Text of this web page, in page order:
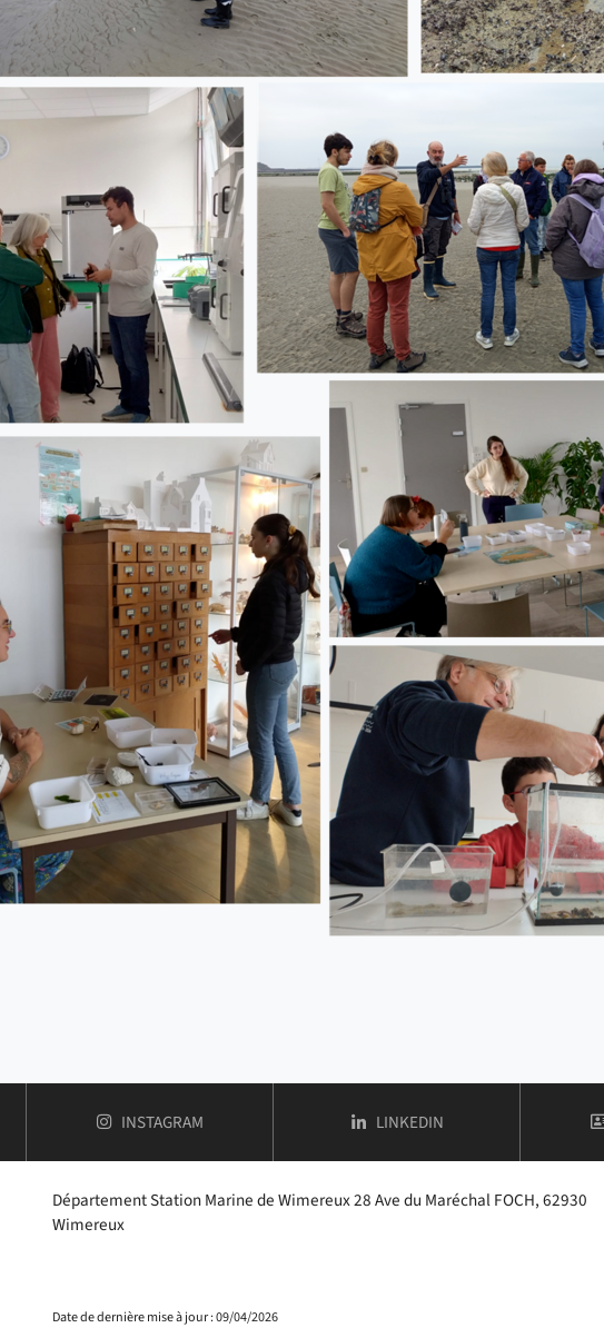
DE FACULTÉ DES SCIENCES ET TECHNOLOGIES
COMPTE
INSTAGRAM DE FACULTÉ DES SCIENCES ET TECHNOLOGIES
COMPTE
LINKEDINDE FACULTÉ DES
Département Station Marine de Wimereux 28 Ave du Maréchal FOCH, 62930
Wimereux
Date de dernière mise à jour : 09/04/2026